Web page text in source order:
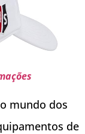
mundo dos
de